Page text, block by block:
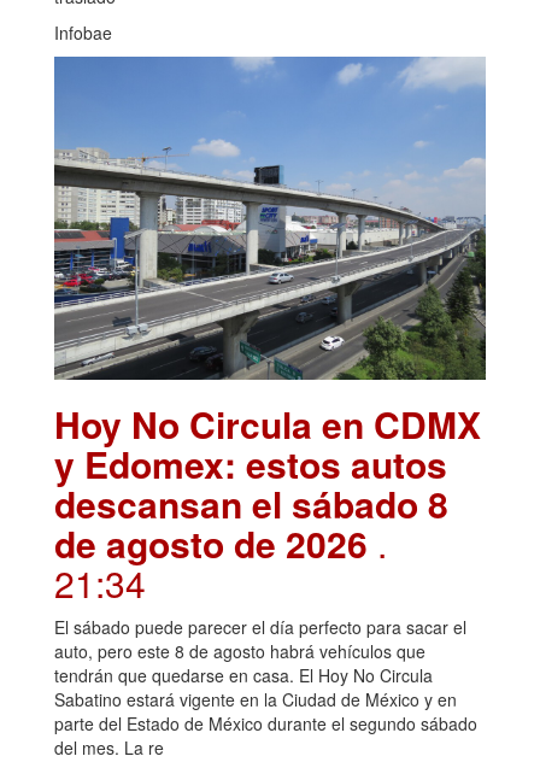
Infobae
Hoy No Circula en CDMX
y Edomex: estos autos
descansan el sábado 8
de agosto de 2026 .
21:34
El sábado puede parecer el día perfecto para sacar el
auto, pero este 8 de agosto habrá vehículos que
tendrán que quedarse en casa. El Hoy No Circula
Sabatino estará vigente en la Ciudad de México y en
parte del Estado de México durante el segundo sábado
del mes. La re